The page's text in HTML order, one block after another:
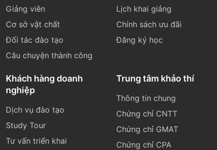
Giảng viên
Cơ sở vật chất
Đối tác đào tạo
Câu chuyện thành công
Lịch khai giảng
Chính sách ưu đãi
Đăng ký học
Khách hàng doanh
nghiệp
Dịch vụ đào tạo
Study Tour
Tư vấn triển khai
Trung tâm khảo thí
Thông tin chung
Chứng chỉ CNTT
Chứng chỉ GMAT
Chứng chỉ CPA